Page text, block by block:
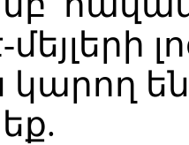
մեյլերի
են